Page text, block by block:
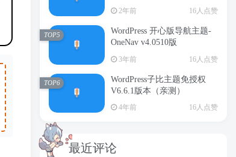
2年前 16人点赞
WordPress 开心版导航主题-
OneNav v4.0510版
3年前 16人点赞
TOP5
WordPress子比主题免授权
V6.6.1版本（亲测）
4年前 16人点赞
TOP6
最近评论